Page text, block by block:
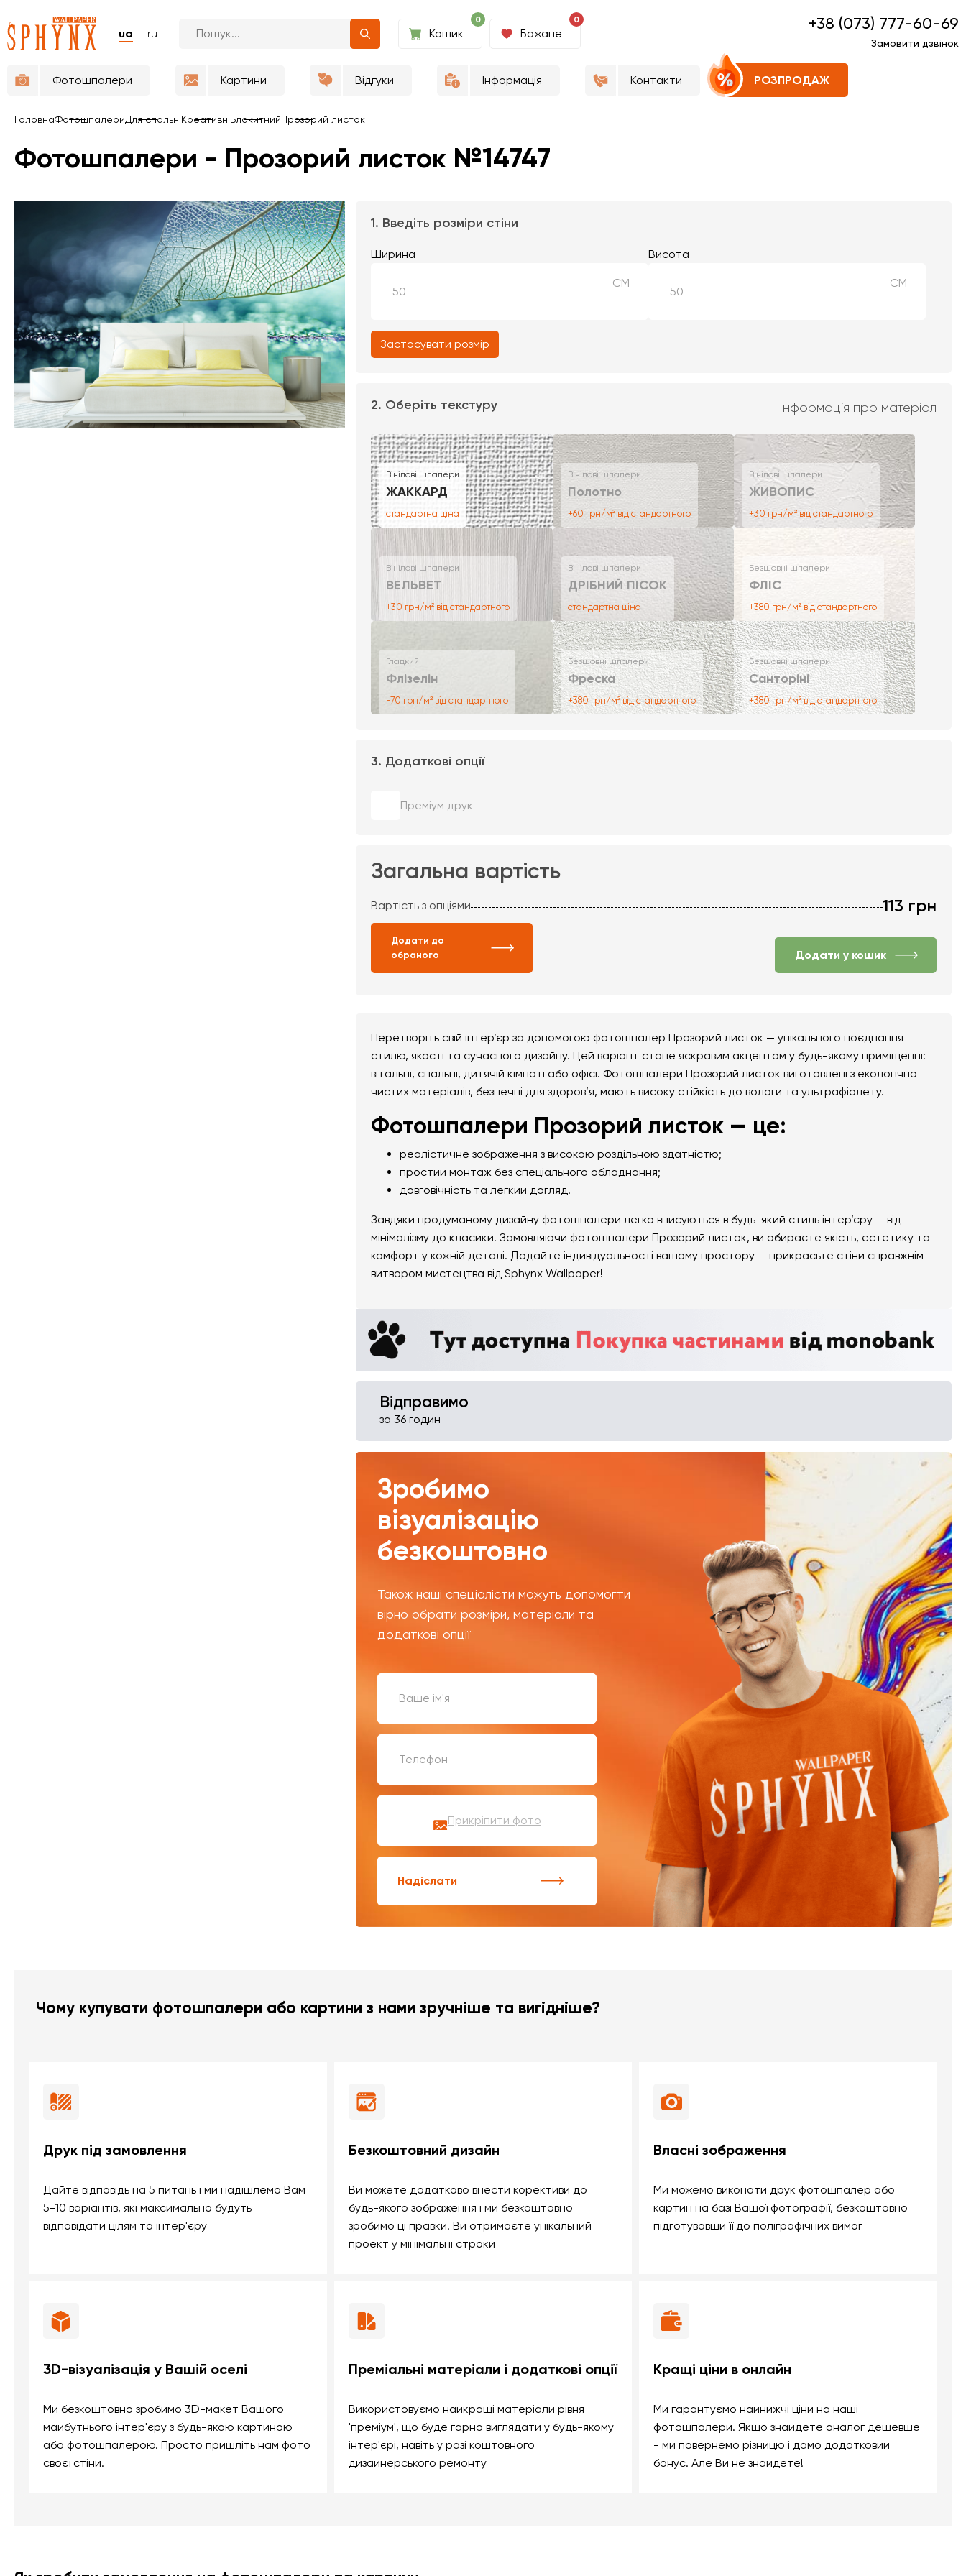
ua ru
0
Кошик
0
Бажане
+38 (073) 777-60-69
Замовити дзвінок
Фотошпалери Картини Відгуки Інформація Контакти РОЗПРОДАЖ
ГоловнаФотошпалериДля спальніКреативніБлакитнийПрозорий листок
Фотошпалери - Прозорий листок №14747
1. Введіть розміри стіни
Ширина
СМ
Висота
СМ
Застосувати розмір
2. Оберіть текстуру Інформація про матеріал
Вінілові шпалери
ЖАККАРД
стандартна ціна
Вінілові шпалери
Полотно
+60 грн/м² від стандартного
Вінілові шпалери
ЖИВОПИС
+30 грн/м² від стандартного
Вінілові шпалери
ВЕЛЬВЕТ
+30 грн/м² від стандартного
Вінілові шпалери
ДРІБНИЙ ПІСОК
стандартна ціна
Безшовні шпалери
ФЛІС
+380 грн/м² від стандартного
Гладкий
Флізелін
-70 грн/м² від стандартного
Безшовні шпалери
Фреска
+380 грн/м² від стандартного
Безшовні шпалери
Санторіні
+380 грн/м² від стандартного
3. Додаткові опції
Преміум друк
Загальна вартість
Вартість з опціями 113 грн
Додати до
обраного
Додати у кошик
Перетворіть свій інтер’єр за допомогою фотошпалер Прозорий листок — унікального поєднання
стилю, якості та сучасного дизайну. Цей варіант стане яскравим акцентом у будь-якому приміщенні:
вітальні, спальні, дитячій кімнаті або офісі. Фотошпалери Прозорий листок виготовлені з екологічно
чистих матеріалів, безпечні для здоров’я, мають високу стійкість до вологи та ультрафіолету.
Фотошпалери Прозорий листок — це:
реалістичне зображення з високою роздільною здатністю;
простий монтаж без спеціального обладнання;
довговічність та легкий догляд.
Завдяки продуманому дизайну фотошпалери легко вписуються в будь-який стиль інтер’єру — від
мінімалізму до класики. Замовляючи фотошпалери Прозорий листок, ви обираєте якість, естетику та
комфорт у кожній деталі. Додайте індивідуальності вашому простору — прикрасьте стіни справжнім
витвором мистецтва від Sphynx Wallpaper!
Відправимо
за 36 годин
Зробимо
візуалізацію
безкоштовно
Також наші спеціалісти можуть допомогти
вірно обрати розміри, матеріали та
додаткові опції
Прикріпити фото
Надіслати
Чому купувати фотошпалери або картини з нами зручніше та вигідніше?
Друк під замовлення
Дайте відповідь на 5 питань і ми надішлемо Вам
5-10 варіантів, які максимально будуть
відповідати цілям та інтер'єру
Безкоштовний дизайн
Ви можете додатково внести корективи до
будь-якого зображення і ми безкоштовно
зробимо ці правки. Ви отримаєте унікальний
проект у мінімальні строки
Власні зображення
Ми можемо виконати друк фотошпалер або
картин на базі Вашої фотографії, безкоштовно
підготувавши її до поліграфічних вимог
3D-візуалізація у Вашій оселі
Ми безкоштовно зробимо 3D-макет Вашого
майбутнього інтер'єру з будь-якою картиною
або фотошпалерою. Просто пришліть нам фото
своєї стіни.
Преміальні матеріали і додаткові опції
Використовуємо найкращі матеріали рівня
'преміум', що буде гарно виглядати у будь-якому
інтер'єрі, навіть у разі коштовного
дизайнерського ремонту
Кращі ціни в онлайн
Ми гарантуємо найнижчі ціни на наші
фотошпалери. Якщо знайдете аналог дешевше
- ми повернемо різницю і дамо додатковий
бонус. Але Ви не знайдете!